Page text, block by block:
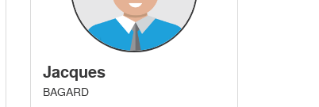
Jacques
BAGARD